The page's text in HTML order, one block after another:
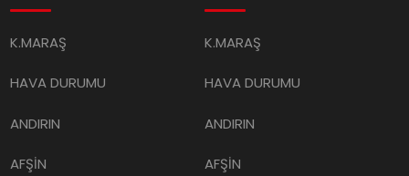
K.MARAŞ
HAVA DURUMU
ANDIRIN
AFŞİN
K.MARAŞ
HAVA DURUMU
ANDIRIN
AFŞİN